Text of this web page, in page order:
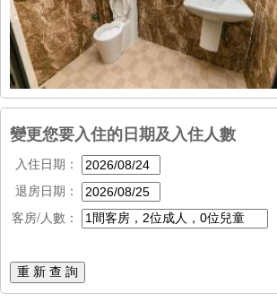
變更您要入住的日期及入住人數
入住日期：
退房日期：
客房/人數：
重 新 查 詢